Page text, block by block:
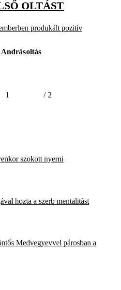
OLTÁST
produkált pozitív
oltás
1 / 2
szokott nyerni
hozta a szerb mentalitást
Medvegyevvel párosban a